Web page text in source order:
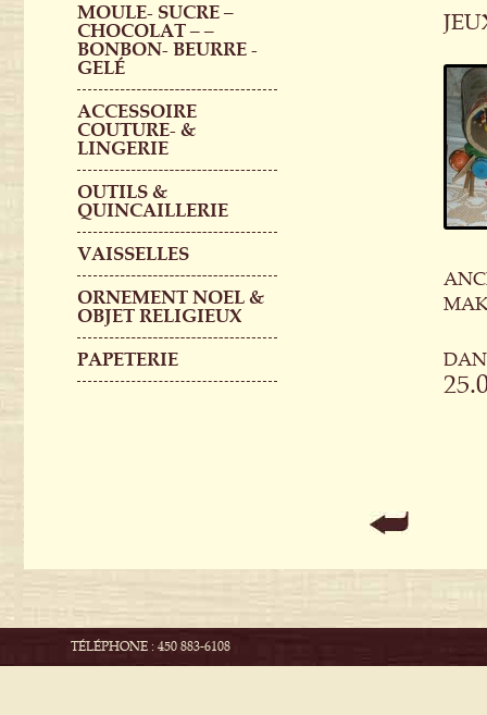
MOULE- SUCRE –
CHOCOLAT – –
BONBON- BEURRE -
GELÉ
ACCESSOIRE
COUTURE- &
LINGERIE
OUTILS &
QUINCAILLERIE
VAISSELLES
ORNEMENT NOEL &
OBJET RELIGIEUX
PAPETERIE
TÉLÉPHONE : 450 883-6108